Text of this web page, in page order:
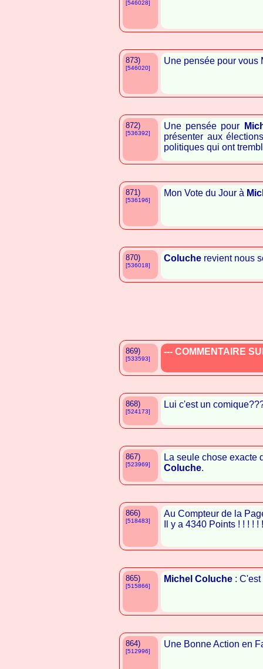
[546028]
873)
[546020]
Une pensée pour vous
872)
[536392]
Une pensée pour
présenter aux
politiques qui ont
871)
[536196]
Mon Vote du Jour à
870)
[536018]
Coluche revient nous
869)
[533593]
--- COMMENTAIRE
868)
[524173]
Lui c'est un
867)
[523969]
La seule chose exacte
Coluche.
866)
[518483]
Au Compteur de la
Il y a 4340 Points ! ! ! ! ! !
865)
[515866]
Michel Coluche : C'est
864)
[512996]
Une Bonne Action en